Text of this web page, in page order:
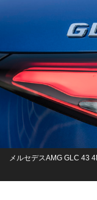
メルセデスAMG GLC 43